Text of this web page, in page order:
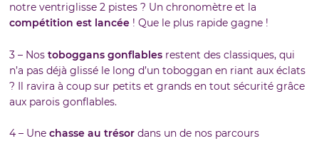
notre ventriglisse 2 pistes ? Un chronomètre et la
compétition est lancée ! Que le plus rapide gagne !
3 – Nostoboggans gonflables restent des classiques, qui
n’a pas déjà glissé le long d’un toboggan en riant aux éclats
? Il ravira à coup sur petits et grands en tout sécurité grâce
aux parois gonflables.
4 – Unechasse au trésor dans un de nos parcours